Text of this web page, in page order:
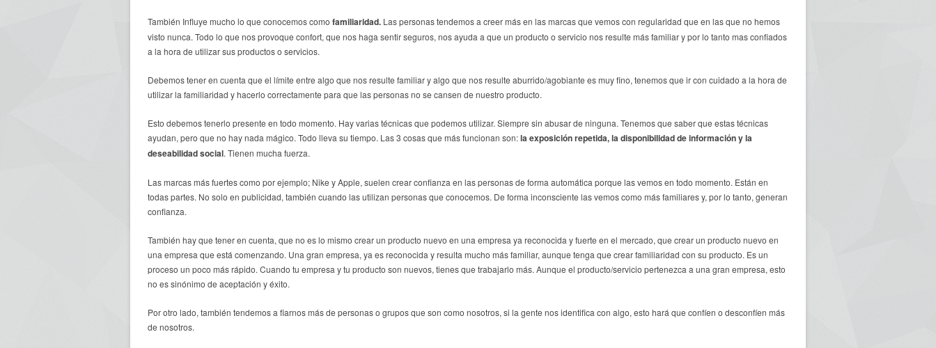
También Influye mucho lo que conocemos como familiaridad. Las personas tendemos a creer más en las marcas que vemos con regularidad que en las que no hemos
visto nunca. Todo lo que nos provoque confort, que nos haga sentir seguros, nos ayuda a que un producto o servicio nos resulte más familiar y por lo tanto mas confiados
a la hora de utilizar sus productos o servicios.
Debemos tener en cuenta que el límite entre algo que nos resulte familiar y algo que nos resulte aburrido/agobiante es muy fino, tenemos que ir con cuidado a la hora de
utilizar la familiaridad y hacerlo correctamente para que las personas no se cansen de nuestro producto.
Esto debemos tenerlo presente en todo momento. Hay varias técnicas que podemos utilizar. Siempre sin abusar de ninguna. Tenemos que saber que estas técnicas
ayudan, pero que no hay nada mágico. Todo lleva su tiempo. Las 3 cosas que más funcionan son:la exposición repetida, la disponibilidad de información y la
deseabilidad social. Tienen mucha fuerza.
Las marcas más fuertes como por ejemplo; Nike y Apple, suelen crear confianza en las personas de forma automática porque las vemos en todo momento. Están en
todas partes. No solo en publicidad, también cuando las utilizan personas que conocemos. De forma inconsciente las vemos como más familiares y, por lo tanto, generan
confianza.
También hay que tener en cuenta, que no es lo mismo crear un producto nuevo en una empresa ya reconocida y fuerte en el mercado, que crear un producto nuevo en
una empresa que está comenzando. Una gran empresa, ya es reconocida y resulta mucho más familiar, aunque tenga que crear familiaridad con su producto. Es un
proceso un poco más rápido. Cuando tu empresa y tu producto son nuevos, tienes que trabajarlo más. Aunque el producto/servicio pertenezca a una gran empresa, esto
no es sinónimo de aceptación y éxito.
Por otro lado, también tendemos a fiarnos más de personas o grupos que son como nosotros, si la gente nos identifica con algo, esto hará que confíen o desconfíen más
de nosotros.